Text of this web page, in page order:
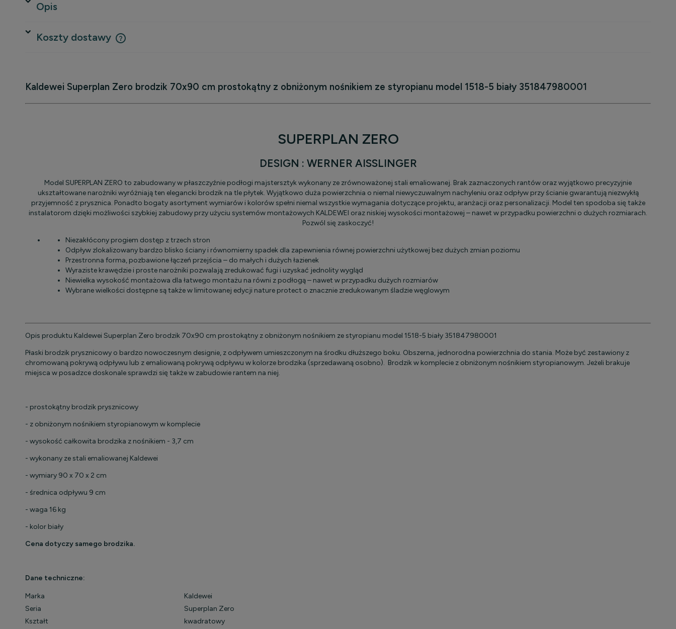
Opis
Koszty dostawy
Kaldewei Superplan Zero brodzik 70x90 cm prostokątny z obniżonym nośnikiem ze styropianu model 1518-5 biały 351847980001
SUPERPLAN ZERO
DESIGN : WERNER AISSLINGER
Model SUPERPLAN ZERO to zabudowany w płaszczyźnie podłogi majstersztyk wykonany ze zrównoważonej stali emaliowanej. Brak zaznaczonych rantów oraz wyjątkowo precyzyjnie
ukształtowane narożniki wyróżniają ten elegancki brodzik na tle płytek. Wyjątkowo duża powierzchnia o niemal niewyczuwalnym nachyleniu oraz odpływ przy ścianie gwarantują niezwykłą
przyjemność z prysznica. Ponadto bogaty asortyment wymiarów i kolorów spełni niemal wszystkie wymagania dotyczące projektu, aranżacji oraz personalizacji. Model ten spodoba się także
instalatorom dzięki możliwości szybkiej zabudowy przy użyciu systemów montażowych KALDEWEI oraz niskiej wysokości montażowej – nawet w przypadku powierzchni o dużych rozmiarach.
Pozwól się zaskoczyć!
Niezakłócony progiem dostęp z trzech stron
Odpływ zlokalizowany bardzo blisko ściany i równomierny spadek dla zapewnienia równej powierzchni użytkowej bez dużych zmian poziomu
Przestronna forma, pozbawione łączeń przejścia – do małych i dużych łazienek
Wyraziste krawędzie i proste narożniki pozwalają zredukować fugi i uzyskać jednolity wygląd
Niewielka wysokość montażowa dla łatwego montażu na równi z podłogą – nawet w przypadku dużych rozmiarów
Wybrane wielkości dostępne są także w limitowanej edycji nature protect o znacznie zredukowanym śladzie węglowym
Opis produktu Kaldewei Superplan Zero brodzik 70x90 cm prostokątny z obniżonym nośnikiem ze styropianu model 1518-5 biały 351847980001
Płaski brodzik prysznicowy o bardzo nowoczesnym designie, z odpływem umieszczonym na środku dłuższego boku. Obszerna, jednorodna powierzchnia do stania. Może być zestawiony z
chromowaną pokrywą odpływu lub z emaliowaną pokrywą odpływu w kolorze brodzika (sprzedawaną osobno). Brodzik w komplecie z obniżonym nośnikiem styropianowym. Jeżeli brakuje
miejsca w posadzce doskonale sprawdzi się także w zabudowie rantem na niej.
- prostokątny brodzik prysznicowy
- z obniżonym nośnikiem styropianowym w komplecie
- wysokość całkowita brodzika z nośnikiem - 3,7 cm
- wykonany ze stali emaliowanej Kaldewei
- wymiary 90 x 70 x 2 cm
- średnica odpływu 9 cm
- waga 16 kg
- kolor biały
Cena dotyczy samego brodzika.
Dane techniczne:
Marka
Kaldewei
Seria
Superplan Zero
Kształt
kwadratowy